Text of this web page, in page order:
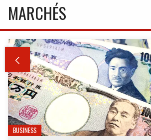
MARCHÉS

BUSINESS